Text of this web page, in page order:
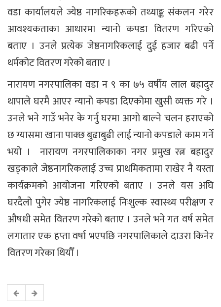
वडा कार्यालयले ज्येष्ठ नागरिकहरूको तथ्याङ्क संकलन गरेर
आवश्यकताका आधारमा न्यानो कपडा वितरण गरिएको
बताए । उनले प्रत्येक जेष्ठनागरिकलाई दुई हजार बढी पर्ने
थर्मकोट वितरण गरेको बताए ।
नारायण नगरपालिका वडा न ९ का ७५ वर्षीय लाल बहादुर
थापाले घरमै आएर न्यानो कपडा दिएकोमा खुसी व्यक्त गरे ।
उनले भने गाउँ भनेर के गर्नु घरमा आगो बाल्ने चलन हराएको
छ ग्यासमा खाना पाक्छ बुढाबुढी लाई न्यानो कपडाले काम गर्ने
भयो । नारायण नगरपालिकाका नगर प्रमुख रत्न बहादुर
खड्काले जेष्ठनागरिकलाई उच्च प्राथमिकतामा राखेर नै यस्ता
कार्यक्रमको आयोजना गरिएको बताए । उनले यस अघि
घरदैलो पुगेर ज्येष्ठ नागरिकलाई निःशुल्क स्वास्थ्य परीक्षण र
औषधी समेत वितरण गरेको बताए । उनले भने गत वर्ष समेत
लगातार एक हप्ता वर्षा भएपछि नगरपालिकाले दाउरा किनेर
वितरण गरेका थियौँ ।